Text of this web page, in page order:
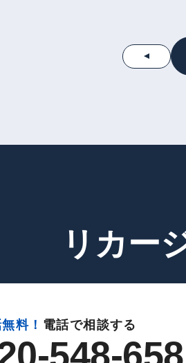
リカー
料！ 電話で相談する
548-658